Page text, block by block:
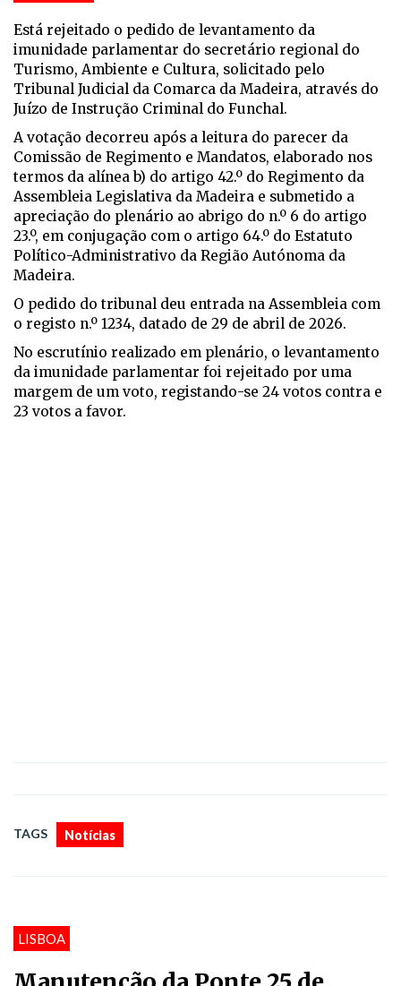
Está rejeitado o pedido de levantamento da
imunidade parlamentar do secretário regional do
Turismo, Ambiente e Cultura, solicitado pelo
Tribunal Judicial da Comarca da Madeira, através do
Juízo de Instrução Criminal do Funchal.
A votação decorreu após a leitura do parecer da
Comissão de Regimento e Mandatos, elaborado nos
termos da alínea b) do artigo 42.º do Regimento da
Assembleia Legislativa da Madeira e submetido a
apreciação do plenário ao abrigo do n.º 6 do artigo
23.º, em conjugação com o artigo 64.º do Estatuto
Político-Administrativo da Região Autónoma da
Madeira.
O pedido do tribunal deu entrada na Assembleia com
o registo n.º 1234, datado de 29 de abril de 2026.
No escrutínio realizado em plenário, o levantamento
da imunidade parlamentar foi rejeitado por uma
margem de um voto, registando-se 24 votos contra e
23 votos a favor.
TAGS Notícias
LISBOA